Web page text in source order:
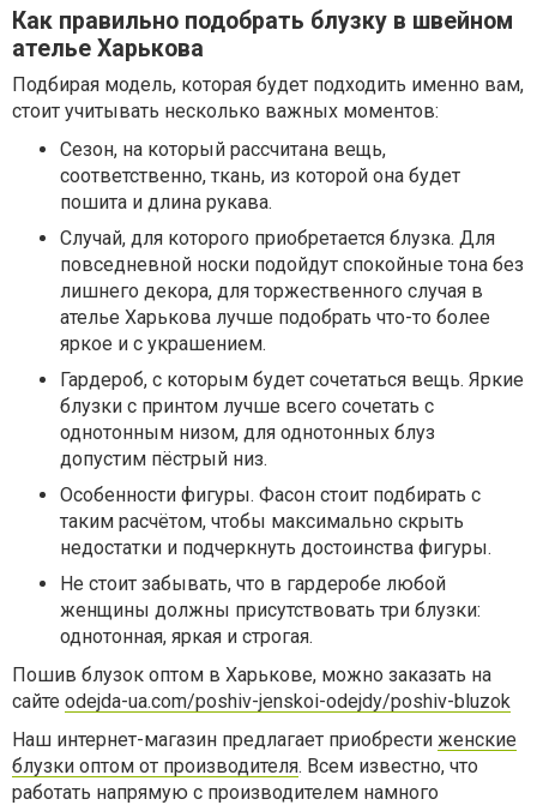
Как правильно подобрать блузку в швейном
ателье Харькова
Подбирая модель, которая будет подходить именно вам,
стоит учитывать несколько важных моментов:
Сезон, на который рассчитана вещь,
соответственно, ткань, из которой она будет
пошита и длина рукава.
Случай, для которого приобретается блузка. Для
повседневной носки подойдут спокойные тона без
лишнего декора, для торжественного случая в
ателье Харькова лучше подобрать что-то более
яркое и с украшением.
Гардероб, с которым будет сочетаться вещь. Яркие
блузки с принтом лучше всего сочетать с
однотонным низом, для однотонных блуз
допустим пёстрый низ.
Особенности фигуры. Фасон стоит подбирать с
таким расчётом, чтобы максимально скрыть
недостатки и подчеркнуть достоинства фигуры.
Не стоит забывать, что в гардеробе любой
женщины должны присутствовать три блузки:
однотонная, яркая и строгая.
Пошив блузок оптом в Харькове, можно заказать на
сайте odejda-ua.com/poshiv-jenskoi-odejdy/poshiv-bluzok
Наш интернет-магазин предлагает приобрести женские
блузки оптом от производителя. Всем известно, что
работать напрямую с производителем намного